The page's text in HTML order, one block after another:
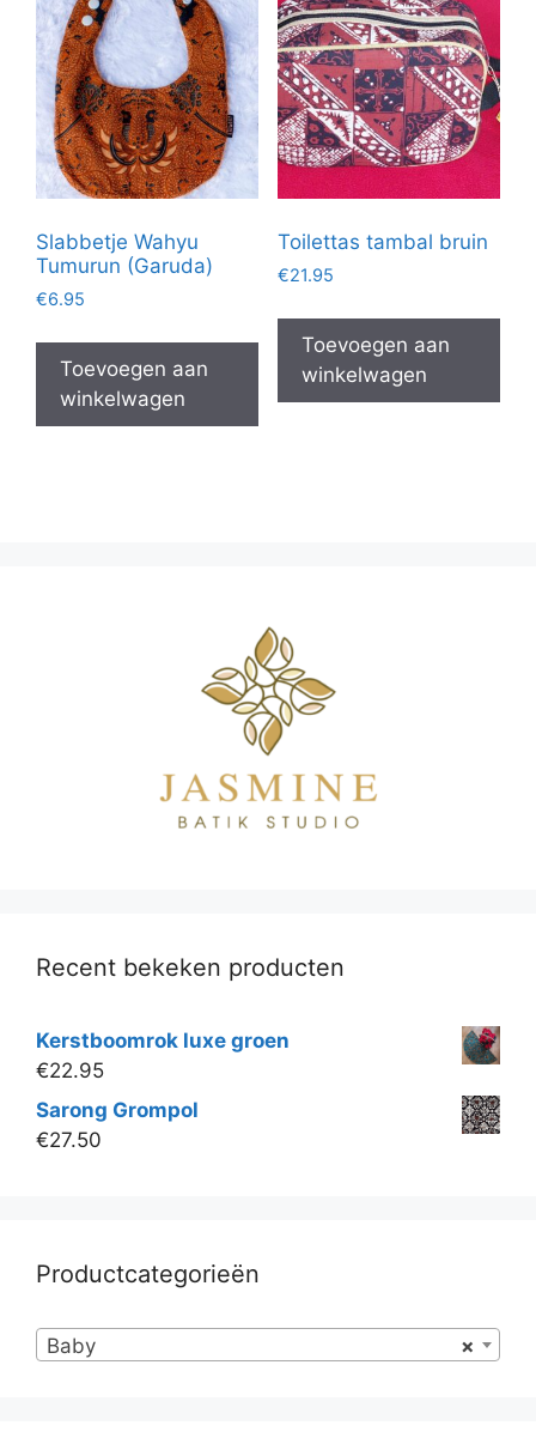
Slabbetje Wahyu
Tumurun (Garuda)
€6.95
Toevoegen aan
winkelwagen
Toilettas tambal bruin
€21.95
Toevoegen aan
winkelwagen
Recent bekeken producten
Kerstboomrok luxe groen
€22.95
Sarong Grompol
€27.50
Productcategorieën
×
Baby